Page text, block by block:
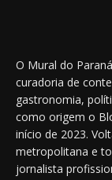
O Mural do
curadoria de
gastronomia,
como origem o
início de 2023.
metropolitana e
jornalista